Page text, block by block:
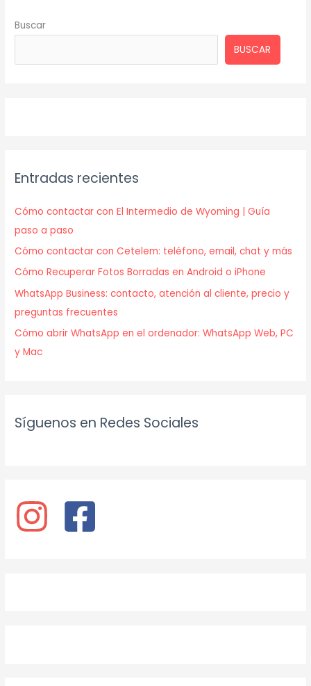
Buscar
BUSCAR
Entradas recientes
Cómo contactar con El Intermedio de Wyoming | Guía
paso a paso
Cómo contactar con Cetelem: teléfono, email, chat y más
Cómo Recuperar Fotos Borradas en Android o iPhone
WhatsApp Business: contacto, atención al cliente, precio y
preguntas frecuentes
Cómo abrir WhatsApp en el ordenador: WhatsApp Web, PC
y Mac
Síguenos en Redes Sociales